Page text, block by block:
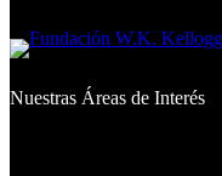
Nuestras Áreas de Interés